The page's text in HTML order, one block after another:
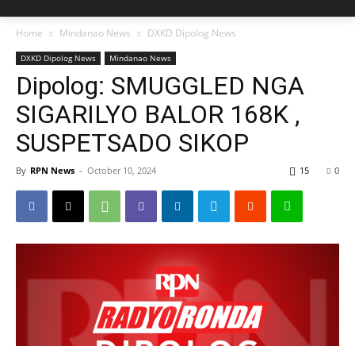
Home Mindanao News DXKD Dipolog News
DXKD Dipolog News Mindanao News
Dipolog: SMUGGLED NGA
SIGARILYO BALOR 168K ,
SUSPETSADO SIKOP
By RPN News - October 10, 2024 0
15